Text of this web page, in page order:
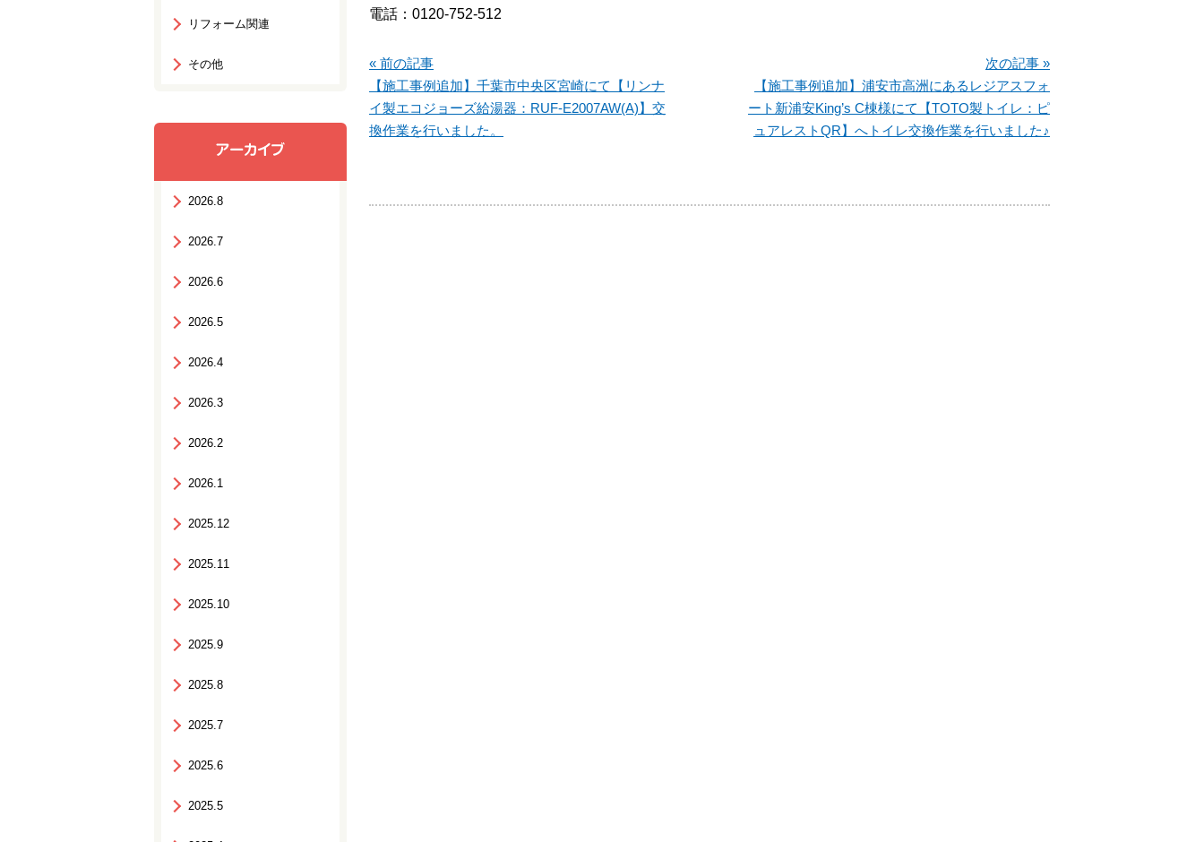
リフォーム関連
その他
2026.8
2026.7
2026.6
2026.5
2026.4
2026.3
2026.2
2026.1
2025.12
2025.11
2025.10
2025.9
2025.8
2025.7
2025.6
2025.5
電話：0120-752-512
« 前の記事
【施工事例追加】千葉市中央区宮崎にて【リンナ
イ製エコジョーズ給湯器：RUF-E2007AW(A)】交
換作業を行いました。
次の記事 »
【施工事例追加】浦安市高洲にあるレジアスフォ
ート新浦安King’s C棟様にて【TOTO製トイレ：ピ
ュアレストQR】へトイレ交換作業を行いました♪